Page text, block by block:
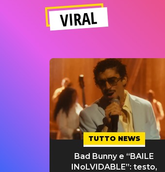
VIRAL
TUTTO NEWS
Bad Bunny e “BAILE
INoLVIDABLE”: testo,